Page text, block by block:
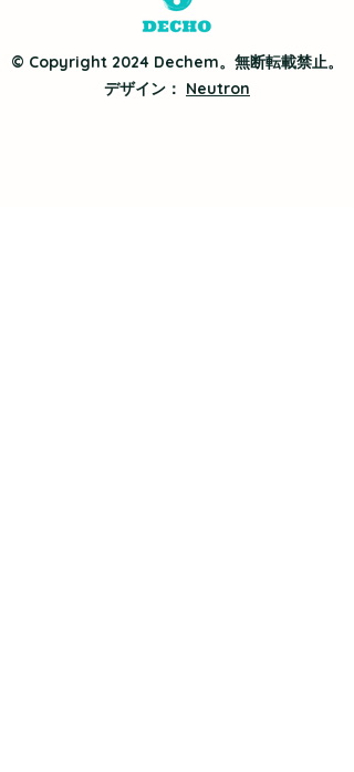
© Copyright 2024 Dechem。無断転載禁止。
デザイン： Neutron